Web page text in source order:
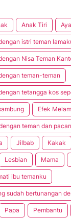
Anak Tiri
istri teman
Nisa Teman
teman-teman
tetangga kos
Efek
teman dan
Jilbab Kakak
Lesbian Mama
ibu temanku
sudah bertunangan
Papa Pembantu